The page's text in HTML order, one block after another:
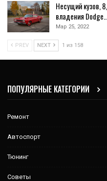
Несущий кузов,
владения
Мар 25, 2022
PREV NEXT 1 из 158
ПОПУЛЯРНЫЕ КАТЕГОРИИ
Ремонт
Автоспорт
Тюнинг
Советы